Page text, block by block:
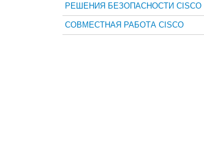
РЕШЕНИЯ БЕЗОПАСНОСТИ CISCO
СОВМЕСТНАЯ РАБОТА CISCO